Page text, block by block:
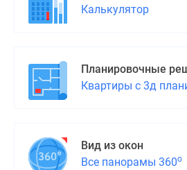
Калькулятор
Планировочные
Квартиры с 3д
Вид из окон
Все панорамы 360о